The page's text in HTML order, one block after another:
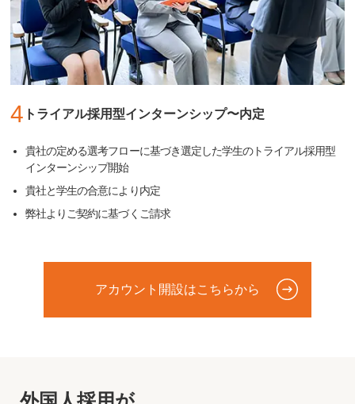
4 トライアル採用型インターンシップ〜内定
貴社の定める選考フローに基づき選定した学生のトライアル採用型
インターンシップ開始
貴社と学生の合意により内定
弊社よりご契約に基づくご請求
アカウント開設はこちらから